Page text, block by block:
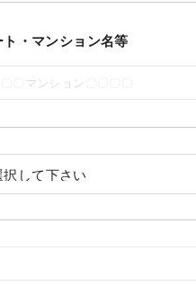
ト・マンション名等